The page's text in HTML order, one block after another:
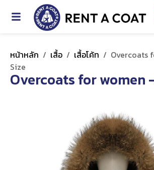
หน้าหลัก / เสื้อ / เสื้อโค้ท / Overcoats
Size
Overcoats for women